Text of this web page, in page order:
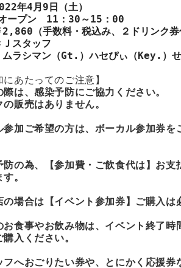
年4月9日（土）
ープン　11：30～15：00
（手数料・税込み、２ドリンク券
スタッフ
ムラシマン（Gt.）ハセぴぃ（Key.）
にあたってのご注意】
際は、感染予防にご協力ください。
販売はありません。
参加ご希望の方は、ボーカル参加券を
の為、【参加費・ご飲食代は】お
。
場合は【イベント参加券】ご購入は
食事やお飲み物は、イベント終了
購入ください。
へおごりたい券や、とにかく応援券